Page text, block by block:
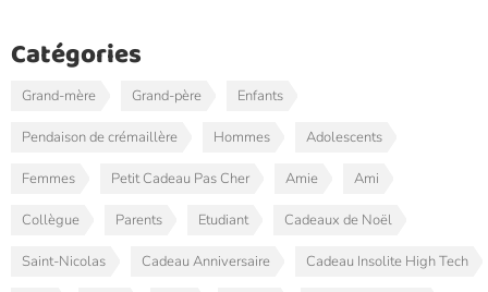
Catégories
Grand-mère Grand-père Enfants
Pendaison de crémaillère Hommes Adolescents
Femmes Petit Cadeau Pas Cher Amie Ami
Collègue Parents Etudiant Cadeaux de Noël
Saint-Nicolas Cadeau Anniversaire Cadeau Insolite High Tech